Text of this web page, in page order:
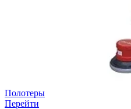
Полотеры
Перейти